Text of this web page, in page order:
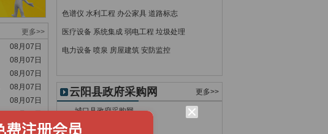
更多>>
08月07日
08月07日
08月07日
08月07日
08月07日
08月07日
色谱仪 水利工程 办公家具 道路标志
医疗设备 系统集成 弱电工程 垃圾处理
电力设备 喷泉 房屋建筑 安防监控
云阳县政府采购网 更多>>
城口县政府采购网
大足县政府采购网